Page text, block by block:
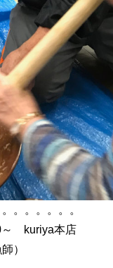
。。。。。。
kuriya本店
）